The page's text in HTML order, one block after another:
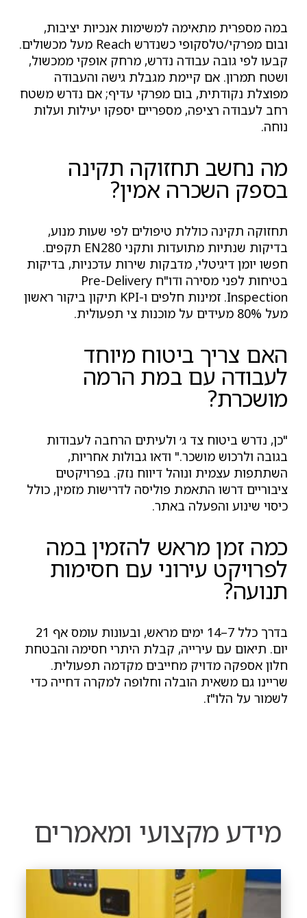
במה מספרית מתאימה למשימות אנכיות יציבות,
ובום מפרקי/טלסקופי כשנדרש Reach מעל מכשולים.
קבעו לפי גובה עבודה נדרש, מרחק אופקי ממכשול,
ושטח תמרון. אם קיימת מגבלת גישה והעבודה
מפוצלת נקודתית, בום מפרקי עדיף; אם נדרש משטח
רחב לעבודה רציפה, מספריים יספקו יעילות ועלות
נוחה.
מה נחשב תחזוקה תקינה
בספק השכרה אמין?
תחזוקה תקינה כוללת טיפולים לפי שעות מנוע,
בדיקות שנתיות מתועדות ותקני EN280 תקפים.
חפשו יומן דיגיטלי, מדבקות שירות עדכניות, בדיקות
בטיחות לפני מסירה ודו"ח Pre-Delivery
Inspection. זמינות חלפים ו-KPI תיקון ביקור ראשון
מעל 80% מעידים על מוכנות צי תפעולית.
האם צריך ביטוח מיוחד
לעבודה עם במת הרמה
מושכרת?
"כן, נדרש ביטוח צד ג׳ ולעיתים הרחבה לעבודות
בגובה ולרכוש מושכר." ודאו גבולות אחריות,
השתתפות עצמית ונוהל דיווח נזק. בפרויקטים
ציבוריים דרשו התאמת פוליסה לדרישות מזמין, כולל
כיסוי שינוע והפעלה באתר.
כמה זמן מראש להזמין במה
לפרויקט עירוני עם חסימות
תנועה?
בדרך כלל 7–14 ימים מראש, ובעונות עומס אף 21
יום. תיאום עם עירייה, קבלת היתרי חסימה והבטחת
חלון אספקה מדויק מחייבים מקדמה תפעולית.
שריינו גם משאית הובלה וחלופה למקרה דחייה כדי
לשמור על הלו"ז.
מידע מקצועי ומאמרים